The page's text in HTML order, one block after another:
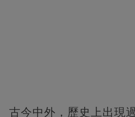
古今中外，歷史上出現